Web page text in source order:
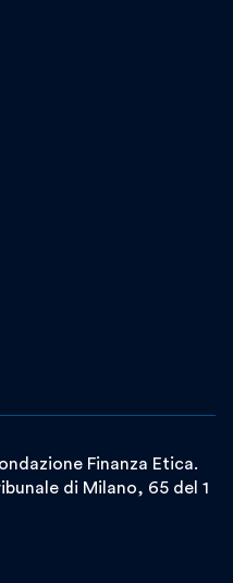
Finanza Etica.
di Milano, 65 del 1